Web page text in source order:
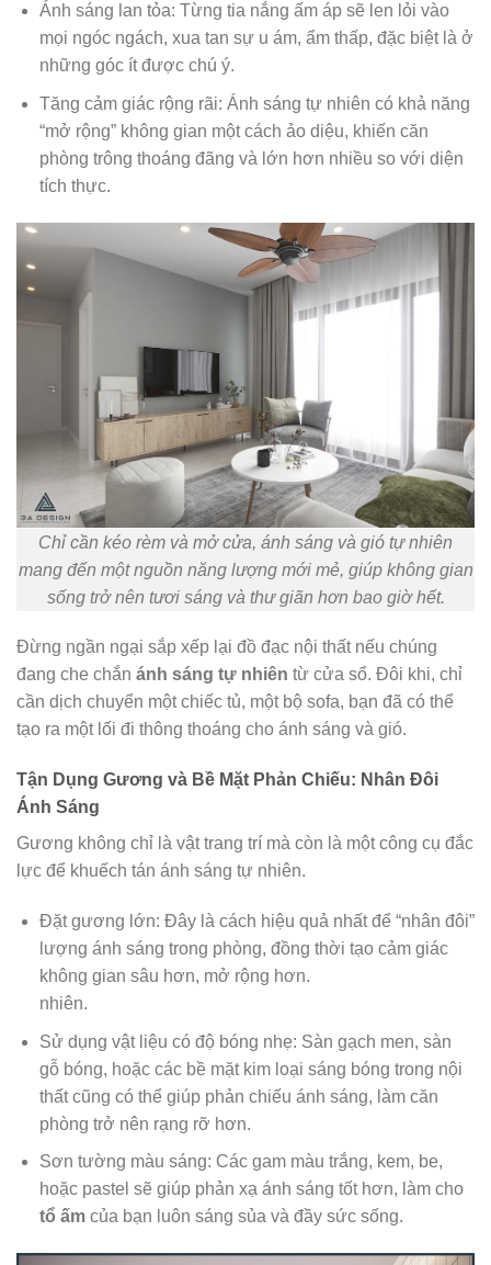
Ánh sáng lan tỏa: Từng tia nắng ấm áp sẽ len lỏi vào
mọi ngóc ngách, xua tan sự u ám, ẩm thấp, đặc biệt là ở
những góc ít được chú ý.
Tăng cảm giác rộng rãi: Ánh sáng tự nhiên có khả năng
“mở rộng” không gian một cách ảo diệu, khiến căn
phòng trông thoáng đãng và lớn hơn nhiều so với diện
tích thực.
Chỉ cần kéo rèm và mở cửa, ánh sáng và gió tự nhiên
mang đến một nguồn năng lượng mới mẻ, giúp không gian
sống trở nên tươi sáng và thư giãn hơn bao giờ hết.
Đừng ngần ngại sắp xếp lại đồ đạc nội thất nếu chúng
đang che chắn ánh sáng tự nhiên từ cửa sổ. Đôi khi, chỉ
cần dịch chuyển một chiếc tủ, một bộ sofa, bạn đã có thể
tạo ra một lối đi thông thoáng cho ánh sáng và gió.
Tận Dụng Gương và Bề Mặt Phản Chiếu: Nhân Đôi
Ánh Sáng
Gương không chỉ là vật trang trí mà còn là một công cụ đắc
lực để khuếch tán ánh sáng tự nhiên.
Đặt gương lớn: Đây là cách hiệu quả nhất để “nhân đôi”
lượng ánh sáng trong phòng, đồng thời tạo cảm giác
không gian sâu hơn, mở rộng hơn.
nhiên.
Sử dụng vật liệu có độ bóng nhẹ: Sàn gạch men, sàn
gỗ bóng, hoặc các bề mặt kim loại sáng bóng trong nội
thất cũng có thể giúp phản chiếu ánh sáng, làm căn
phòng trở nên rạng rỡ hơn.
Sơn tường màu sáng: Các gam màu trắng, kem, be,
hoặc pastel sẽ giúp phản xạ ánh sáng tốt hơn, làm cho
tổ ấmcủa bạn luôn sáng sủa và đầy sức sống.